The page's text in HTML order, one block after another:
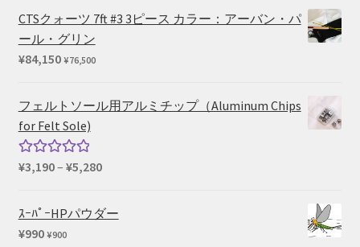
CTSクォーツ 7ft #3 3ピース カラー：アーバン・パ
ール・グリン
¥84,150 ¥76,500
フェルトソール用アルミチップ（Aluminum Chips
for Felt Sole)
5段階中
¥3,190– ¥5,280価
帯:
ｽｰﾊﾟｰHPパウダー
¥990 ¥900